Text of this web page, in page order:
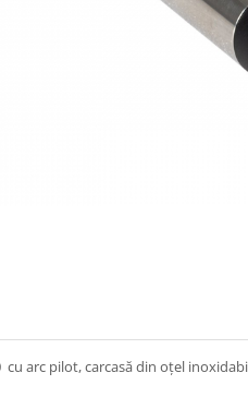
cu arc pilot, carcasă din oțel